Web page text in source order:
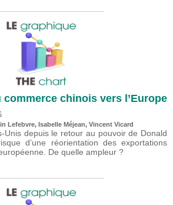
chinois vers l’Europe
Lefebvre, Isabelle Méjean, Vincent Vicard
Unis depuis le retour au pouvoir de Donald
d’une réorientation des exportations
De quelle ampleur ?